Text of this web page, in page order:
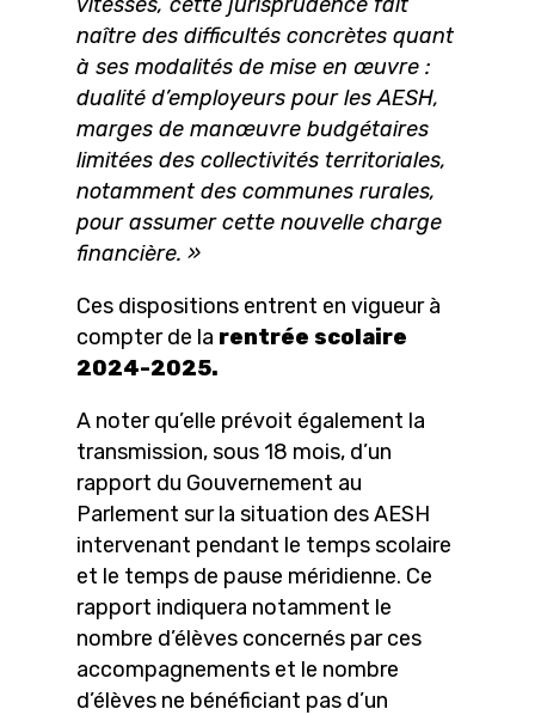
naître des difficultés concrètes quant
à ses modalités de mise en œuvre :
dualité d’employeurs pour les AESH,
marges de manœuvre budgétaires
limitées des collectivités territoriales,
notamment des communes rurales,
pour assumer cette nouvelle charge
financière. »
Ces dispositions entrent en vigueur à
compter de la rentrée scolaire
2024-2025.
A noter qu’elle prévoit également la
transmission, sous 18 mois, d’un
rapport du Gouvernement au
Parlement sur la situation des AESH
intervenant pendant le temps scolaire
et le temps de pause méridienne. Ce
rapport indiquera notamment le
nombre d’élèves concernés par ces
accompagnements et le nombre
d’élèves ne bénéficiant pas d’un